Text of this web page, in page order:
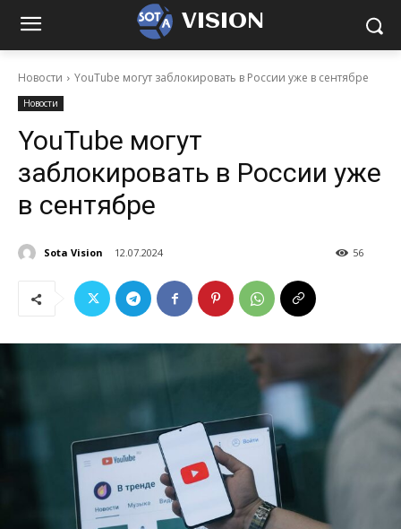
VISION
Новости YouTube могут заблокировать в России уже в сентябре
Новости
YouTube могут
заблокировать в России уже
в сентябре
Sota Vision 12.07.2024 56